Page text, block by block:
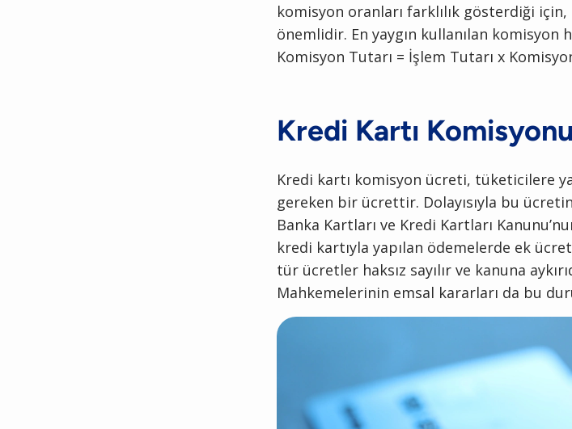
komisyon oranları farklılık gösterdiği için,
önemlidir. En yaygın kullanılan
Komisyon Tutarı = İşlem Tutarı x
Kredi Kartı
Kredi kartı komisyon ücreti, tüketicilere
gereken bir ücrettir. Dolayısıyla bu ücretin
Banka Kartları ve Kredi Kartları
kredi kartıyla yapılan ödemelerde ek
tür ücretler haksız sayılır ve kanuna
Mahkemelerinin emsal kararları da bu